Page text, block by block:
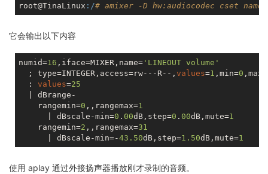
root@TinaLinux :/# amixer -D hw:audiocodec cset
它会输出以下内容
numid=16 ,iface=MIXER,name= 'LINEOUT volume'
  ; type=INTEGER,access=rw---R--,
values=1 ,min=0 ,max=
  :
values=25
  | dBrange-
    rangemin=
0 ,,rangemax=1
      | dBscale-min=
0 . 00dB,step=0 . 00dB,mute=1
    rangemin=
2 ,,rangemax=31
      | dBscale-min=-
43.50dB,step=1.50dB,mute=1
使用 aplay 通过外接扬声器播放刚才录制的音频。